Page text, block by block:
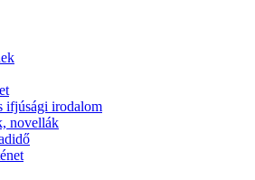
ifjúsági irodalom
novellák